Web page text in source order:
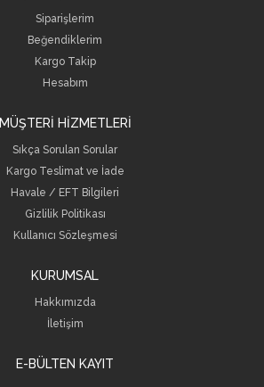
Siparişlerim
Beğendiklerim
Kargo Takip
Hesabım
MÜŞTERİ HİZMETLERİ
Sıkça Sorulan Sorular
Kargo Teslimat ve İade
Havale / EFT Bilgileri
Gizlilik Politikası
Kullanıcı Sözleşmesi
KURUMSAL
Hakkımızda
İletişim
E-BÜLTEN KAYIT